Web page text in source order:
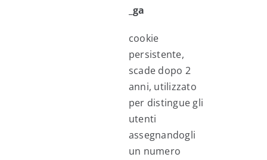
_ga
cookie
persistente,
scade dopo 2
anni, utilizzato
per distingue gli
utenti
assegnandogli
un numero